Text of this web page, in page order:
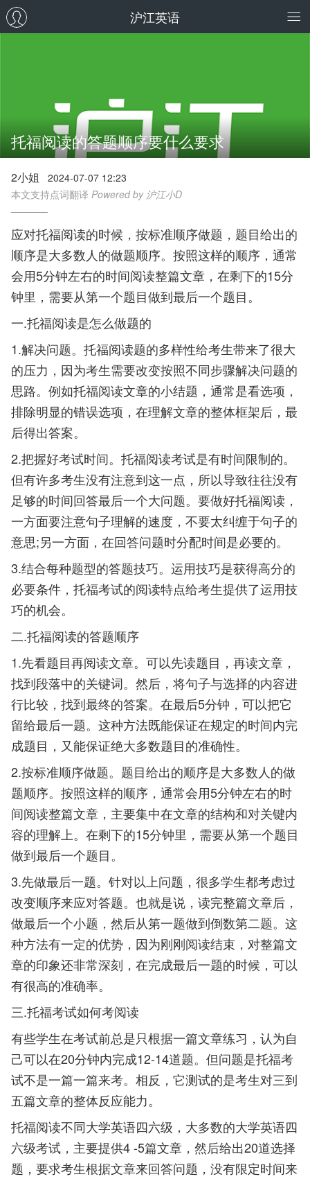
沪江英语
托福阅读的答题顺序要什么要求
2小姐
2024-07-07 12:23
本文支持点词翻译 Powered by 沪江小D
应对托福阅读的时候，按标准顺序做题，题目给出的
顺序是大多数人的做题顺序。按照这样的顺序，通常
会用5分钟左右的时间阅读整篇文章，在剩下的15分
钟里，需要从第一个题目做到最后一个题目。
一.托福阅读是怎么做题的
1.解决问题。托福阅读题的多样性给考生带来了很大
的压力，因为考生需要改变按照不同步骤解决问题的
思路。例如托福阅读文章的小结题，通常是看选项，
排除明显的错误选项，在理解文章的整体框架后，最
后得出答案。
2.把握好考试时间。托福阅读考试是有时间限制的。
但有许多考生没有注意到这一点，所以导致往往没有
足够的时间回答最后一个大问题。要做好托福阅读，
一方面要注意句子理解的速度，不要太纠缠于句子的
意思;另一方面，在回答问题时分配时间是必要的。
3.结合每种题型的答题技巧。运用技巧是获得高分的
必要条件，托福考试的阅读特点给考生提供了运用技
巧的机会。
二.托福阅读的答题顺序
1.先看题目再阅读文章。可以先读题目，再读文章，
找到段落中的关键词。然后，将句子与选择的内容进
行比较，找到最终的答案。在最后5分钟，可以把它
留给最后一题。这种方法既能保证在规定的时间内完
成题目，又能保证绝大多数题目的准确性。
2.按标准顺序做题。题目给出的顺序是大多数人的做
题顺序。按照这样的顺序，通常会用5分钟左右的时
间阅读整篇文章，主要集中在文章的结构和对关键内
容的理解上。在剩下的15分钟里，需要从第一个题目
做到最后一个题目。
3.先做最后一题。针对以上问题，很多学生都考虑过
改变顺序来应对答题。也就是说，读完整篇文章后，
做最后一个小题，然后从第一题做到倒数第二题。这
种方法有一定的优势，因为刚刚阅读结束，对整篇文
章的印象还非常深刻，在完成最后一题的时候，可以
有很高的准确率。
三.托福考试如何考阅读
有些学生在考试前总是只根据一篇文章练习，认为自
己可以在20分钟内完成12-14道题。但问题是托福考
试不是一篇一篇来考。相反，它测试的是考生对三到
五篇文章的整体反应能力。
托福阅读不同大学英语四六级，大多数的大学英语四
六级考试，主要提供4 -5篇文章，然后给出20道选择
题，要求考生根据文章来回答问题，没有限定时间来